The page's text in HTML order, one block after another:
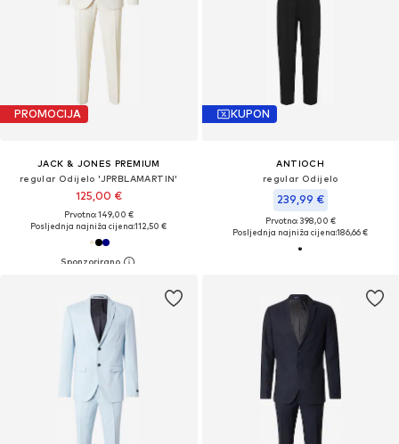
PROMOCIJA
JACK & JONES PREMIUM
regular Odijelo 'JPRBLAMARTIN'
125,00 €
Prvotno: 149,00 €
Posljednja najniža cijena:112,50 €
KUPON
ANTIOCH
regular Odijelo
239,99 €
Prvotno: 398,00 €
Posljednja najniža cijena:186,66 €